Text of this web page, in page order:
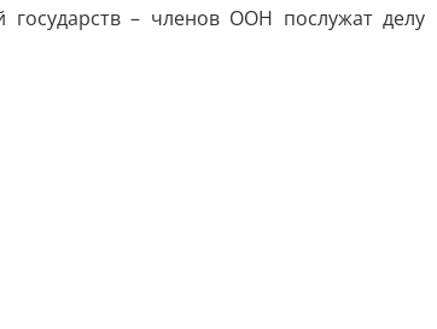
– членов ООН послужат делу